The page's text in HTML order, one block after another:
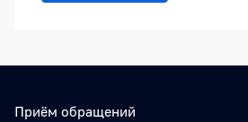
Приём обращений